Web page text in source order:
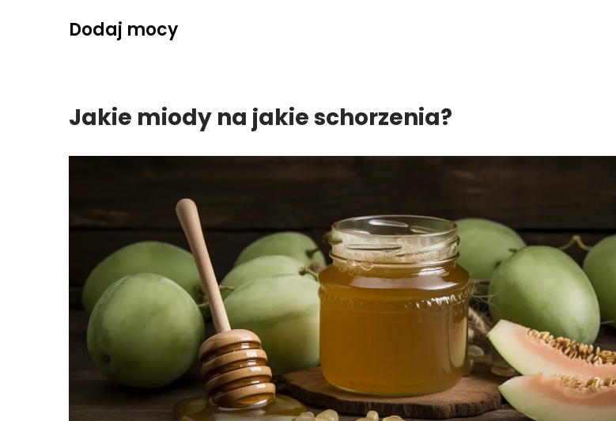
Dodaj mocy
Jakie miody na jakie schorzenia?